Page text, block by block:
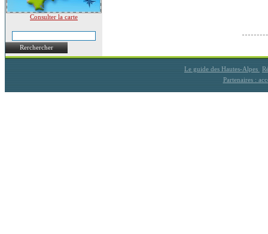
Consulter la carte
Rerchercher
Le guide des Hautes-Alpes
Partenaires :